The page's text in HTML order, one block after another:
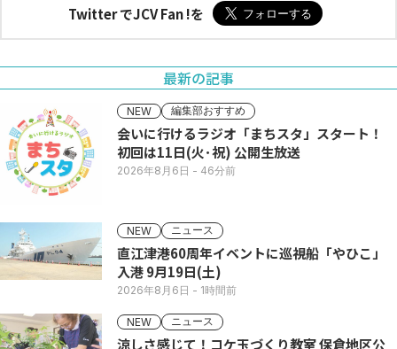
Twitter でJCV Fan !を
最新の記事
NEW 編集部おすすめ
会いに行けるラジオ「まちスタ」スタート！
初回は11日(火･祝) 公開生放送
2026年8月6日 - 46分前
NEW ニュース
直江津港60周年イベントに巡視船「やひこ」
入港 9月19日(土)
2026年8月6日 - 1時間前
NEW ニュース
涼しさ感じて！コケ玉づくり教室 保倉地区公